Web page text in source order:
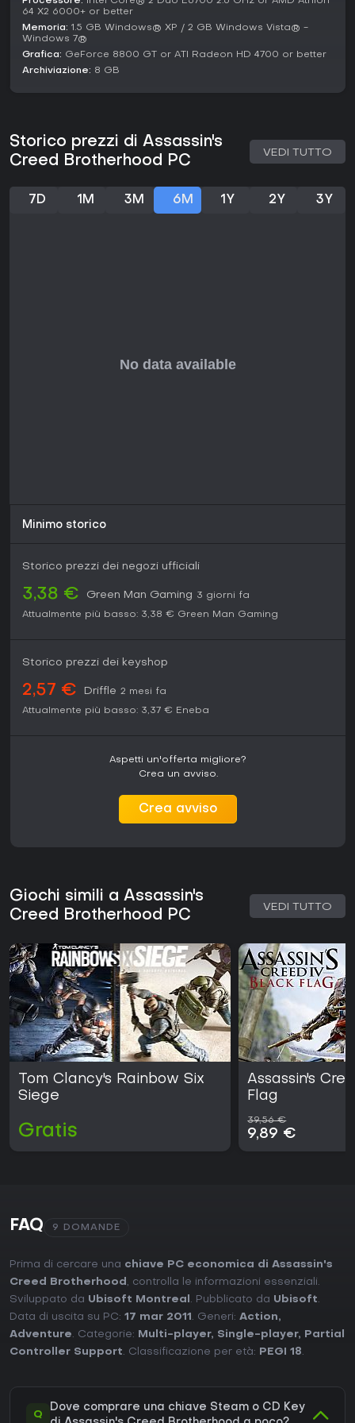
arruolare nuovi assassini. Una volta reclutati, questi alleati
potenziano l'efficacia nelle tue operazioni.
per il free-running e per mimetizzarsi tra la folla e sfuggire
parte, aprendo nuove quest.
Gestione della Brotherhood per profondità strategica
Ricostruzione della città per progressione e
ricompense
Senza update o stagioni continue, resta un'esperienza
64 X2 6000+ or better
Memoria: 1.5 GB Windows® XP / 2 GB Windows Vista® -
Windows 7®
Grafica: GeForce 8800 GT or ATI Radeon HD 4700 or better
Archiviazione: 8 GB
Storico prezzi di Assassin's
Creed Brotherhood PC
VEDI TUTTO
7D 1M 3M 6M 1Y 2Y 3Y
Minimo storico
Storico prezzi dei negozi ufficiali
3,38 € Green Man Gaming 3 giorni fa
Attualmente più basso: 3,38 € Green Man Gaming
Storico prezzi dei keyshop
2,57 € Driffle 2 mesi fa
Attualmente più basso: 3,37 € Eneba
Aspetti un'offerta migliore?
Crea un avviso.
Crea avviso
Giochi simili a Assassin's
Creed Brotherhood PC
VEDI TUTTO
Tom Clancy's Rainbow Six
Siege
Gratis
Assassin's
Flag
39,56 €
9,89 €
FAQ 9 DOMANDE
Prima di cercare una chiave PC economica di Assassin's
Creed Brotherhood , controlla le informazioni essenziali.
Sviluppato da Ubisoft Montreal . Pubblicato da Ubisoft.
Data di uscita su PC: 17 mar 2011 . Generi: Action,
Adventure. Categorie: Multi-player, Single-player,
Partial
Controller Support. Classificazione per età: PEGI 18.
Q
Dove comprare una chiave Steam o CD Key